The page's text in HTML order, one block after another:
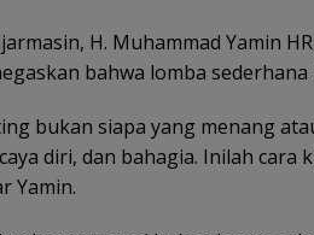
H. Muhammad Yamin
bahwa lomba
bukan siapa yang menang
diri, dan bahagia. Inilah
Yamin.